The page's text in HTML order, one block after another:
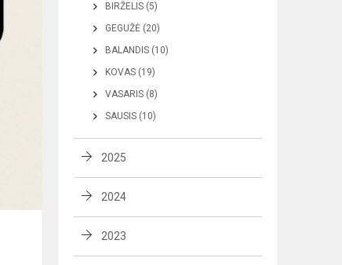
BIRŽELIS (5)
GEGUŽĖ (20)
BALANDIS (10)
KOVAS (19)
VASARIS (8)
SAUSIS (10)
2025
2024
2023